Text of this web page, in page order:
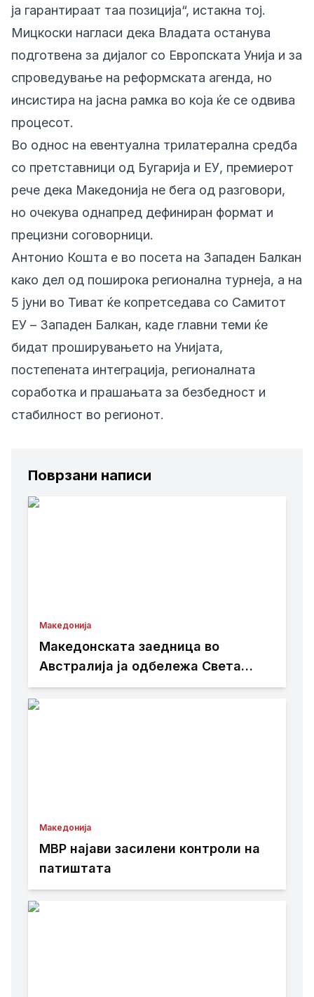
ја гарантираат таа позиција“, истакна тој.
Мицкоски нагласи дека Владата останува
подготвена за дијалог со Европската Унија и за
спроведување на реформската агенда, но
инсистира на јасна рамка во која ќе се одвива
процесот.
Во однос на евентуална трилатерална средба
со претставници од Бугарија и ЕУ, премиерот
рече дека Македонија не бега од разговори,
но очекува однапред дефиниран формат и
прецизни соговорници.
Антонио Кошта е во посета на Западен Балкан
како дел од поширока регионална турнеја, а на
5 јуни во Тиват ќе копретседава со Самитот
ЕУ – Западен Балкан, каде главни теми ќе
бидат проширувањето на Унијата,
постепената интеграција, регионалната
соработка и прашањата за безбедност и
стабилност во регионот.
Поврзани написи
Македонија
Македонската заедница во
Австралија ја одбележа Света
Петка – торжествена прослава во
Македонија
МВР најави засилени контроли на
патиштата